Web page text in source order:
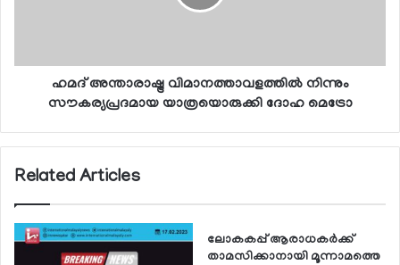
ഹമദ് അന്താരാഷ്ട്ര വിമാനത്താവളത്തില്‍ നിന്നും
സൗകര്യപ്രദമായ യാത്രയൊരുക്കി ദോഹ മെട്രോ
Related Articles
ലോകകപ്പ് ആരാധകര്‍ക്ക്
താമസിക്കാനായി മൂന്നാമത്തെ